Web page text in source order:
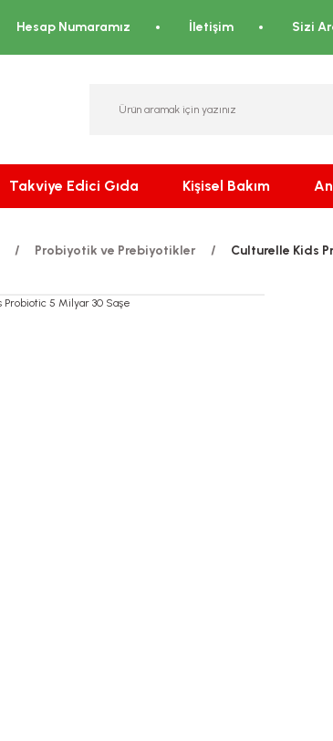
Hesap Numaramız İletişim Sizi
Takviye Edici Gıda Kişisel Bakım
Probiyotik ve Prebiyotikler Culturelle Kids